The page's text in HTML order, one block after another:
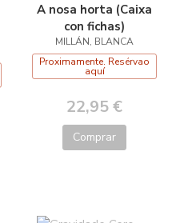
A nosa horta (Caixa
con fichas)
MILLÁN, BLANCA
Proximamente. Resérvao
aquí
22,95 €
Comprar